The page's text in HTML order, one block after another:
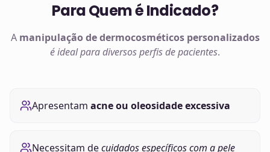
Para Quem é Indicado?
A manipulação dedermocosméticospersonalizados
é ideal para diversos perfis de pacientes.
Apresentam acne ou oleosidade excessiva
Necessitam decuidados específicos com a pele